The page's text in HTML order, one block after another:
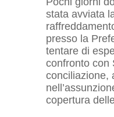
stata avviata
presso la
tentare di
confronto con
conciliazione,
copertura